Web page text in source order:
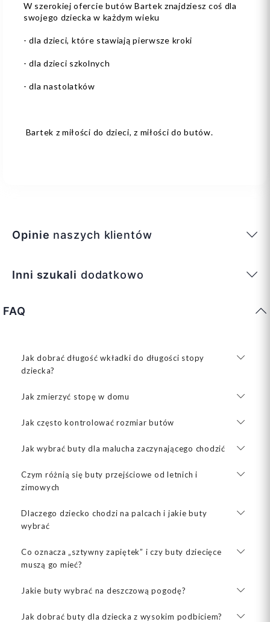
W szerokiej ofercie butów Bartek znajdziesz coś dla
swojego dziecka w każdym wieku
- dla dzieci, które stawiają pierwsze kroki
- dla dzieci szkolnych
- dla nastolatków
Bartek z miłości do dzieci, z miłości do butów.
Opinie naszych klientów
Inni szukali dodatkowo
FAQ
Jak dobrać długość wkładki do długości stopy
dziecka?
Jak zmierzyć stopę w domu
Jak często kontrolować rozmiar butów
Jak wybrać buty dla malucha zaczynającego chodzić
Czym różnią się buty przejściowe od letnich i
zimowych
Dlaczego dziecko chodzi na palcach i jakie buty
wybrać
Co oznacza „sztywny zapiętek” i czy buty dziecięce
muszą go mieć?
Jakie buty wybrać na deszczową pogodę?
Jak dobrać buty dla dziecka z wysokim podbiciem?